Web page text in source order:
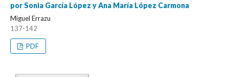
por Sonia García López y Ana María López Carmona
Miguel Errazu
137-142
PDF